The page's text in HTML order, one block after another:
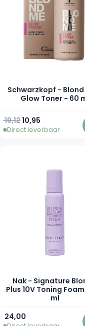
Schwarzkopf - Blond
Glow Toner - 60
Vanaf
10,95
Normale prijs
19,12
Direct leverbaar
Nak - Signature
Plus 10V Toning
ml
24,00